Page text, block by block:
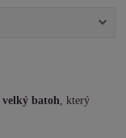
velký batoh , který